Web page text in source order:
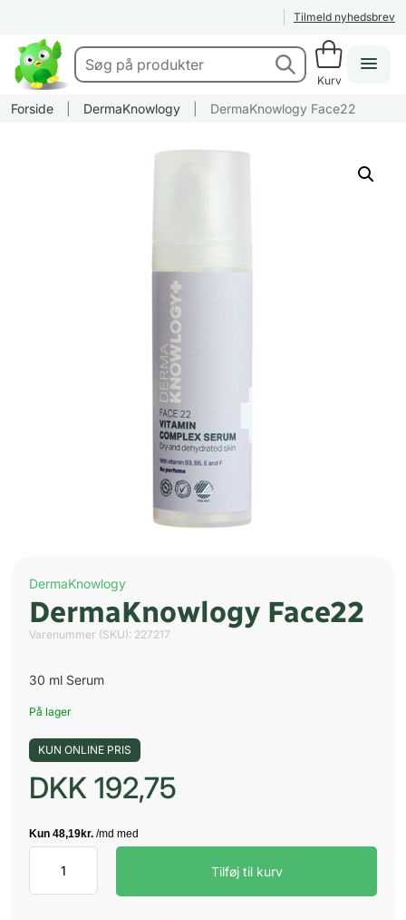
Tilmeld nyhedsbrev
Kurv
Forside DermaKnowlogy DermaKnowlogy Face22
DermaKnowlogy
DermaKnowlogy Face22
Varenummer (SKU): 227217
30 ml Serum
På lager
KUN ONLINE PRIS
DKK 192,75
Face22
antal
Tilføj til kurv